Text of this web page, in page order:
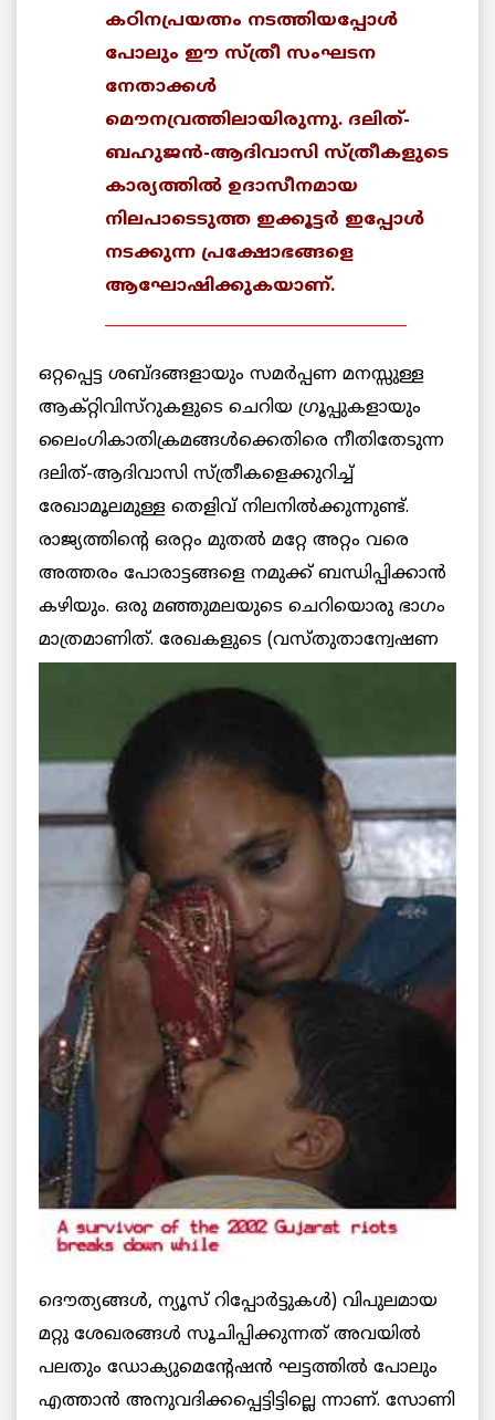
കഠിനപ്രയത്നം നടത്തിയപ്പോള്‍
പോലും ഈ സ്ത്രീ സംഘടന
നേതാക്കള്‍
മൌനവ്രത്തിലായിരുന്നു. ദലിത്-
ബഹുജന്‍-ആദിവാസി സ്ത്രീകളുടെ
കാര്യത്തില്‍ ഉദാസീനമായ
നിലപാടെടുത്ത ഇക്കൂട്ടര്‍ ഇപ്പോള്‍
നടക്കുന്ന പ്രക്ഷോഭങ്ങളെ
ആഘോഷിക്കുകയാണ്.
ഒറ്റപ്പെട്ട ശബ്ദങ്ങളായും സമര്‍പ്പണ മനസ്സുള്ള
ആക്റ്റിവിസ്റുകളുടെ ചെറിയ ഗ്രൂപ്പുകളായും
ലൈംഗികാതിക്രമങ്ങള്‍ക്കെതിരെ നീതിതേടുന്ന
ദലിത്-ആദിവാസി സ്ത്രീകളെക്കുറിച്ച്
രേഖാമൂലമുള്ള തെളിവ് നിലനില്‍ക്കുന്നുണ്ട്.
രാജ്യത്തിന്റെ ഒരറ്റം മുതല്‍ മറ്റേ അറ്റം വരെ
അത്തരം പോരാട്ടങ്ങളെ നമുക്ക് ബന്ധിപ്പിക്കാന്‍
കഴിയും. ഒരു മഞ്ഞുമലയുടെ ചെറിയൊരു ഭാഗം
മാത്രമാണിത്. രേഖകളുടെ (വസ്തുതാന്വേഷണ
ദൌത്യങ്ങള്‍, ന്യൂസ് റിപ്പോര്‍ട്ടുകള്‍) വിപുലമായ
മറ്റു ശേഖരങ്ങള്‍ സൂചിപ്പിക്കുന്നത് അവയില്‍
പലതും ഡോക്യുമെന്റേഷന്‍ ഘട്ടത്തില്‍ പോലും
എത്താന്‍ അനുവദിക്കപ്പെട്ടിട്ടില്ലെ ന്നാണ്. സോണി